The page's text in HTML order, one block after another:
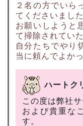
２名の方でいら
てくださいました
お願いしようと
て掃除されていた
自分たちでやり
当に頼んでよか
ハートク
この度は弊社
および貴重な
す。